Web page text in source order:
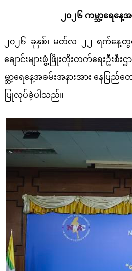
၂၀၂၆ ကမ္ဘာ့ရေနေ့
၂၀၂၆ ခုနှစ်၊ မတ်လ ၂၂ ရက်နေ့တွ
ချောင်းများဖွံ့ဖြိုးတိုးတက်ရေးဦးစီ
မ္ဘာ့ရေနေ့အခမ်းအနားအား နေပြည်
ပြုလုပ်ခဲ့ပါသည်။